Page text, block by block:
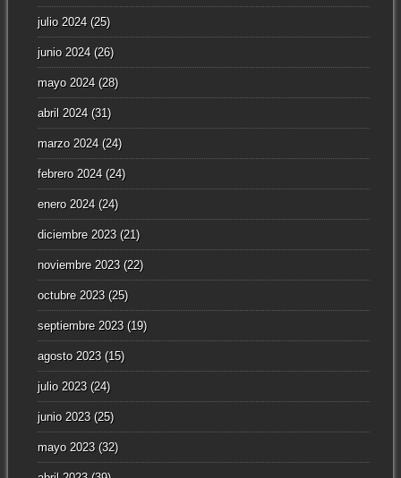
julio 2024(25)
junio 2024(26)
mayo 2024(28)
abril 2024(31)
marzo 2024(24)
febrero 2024(24)
enero 2024(24)
diciembre 2023(21)
noviembre 2023(22)
octubre 2023(25)
septiembre 2023(19)
agosto 2023(15)
julio 2023(24)
junio 2023(25)
mayo 2023(32)